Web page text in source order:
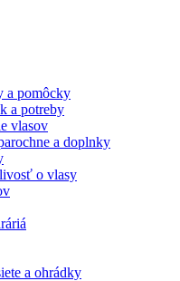
a pomôcky
a potreby
vlasov
a doplnky
o vlasy
a ohrádky